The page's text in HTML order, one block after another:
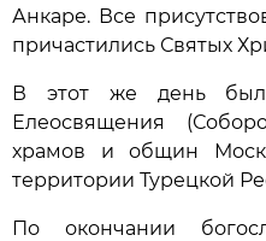
Анкаре. Все
причастились Святых
В этот же день
Елеосвящения
храмов и общин
территории Турецкой
По окончании